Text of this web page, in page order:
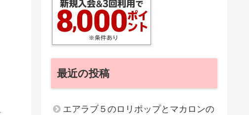
最近の投稿
エアラブ５のロリポップとマカロンの